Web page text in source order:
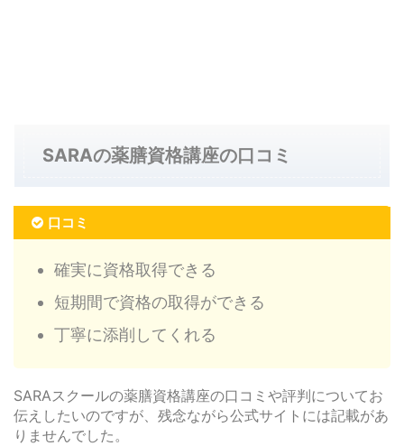
SARAの薬膳資格講座の口コミ
口コミ
確実に資格取得できる
短期間で資格の取得ができる
丁寧に添削してくれる
SARAスクールの薬膳資格講座の口コミや評判についてお
伝えしたいのですが、残念ながら公式サイトには記載があ
りませんでした。